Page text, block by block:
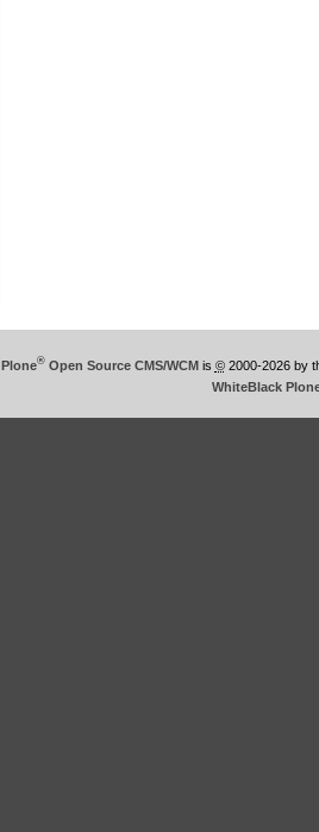
Plone®Open Source CMS/WCMis ©2000-2026 by
WhiteBlack